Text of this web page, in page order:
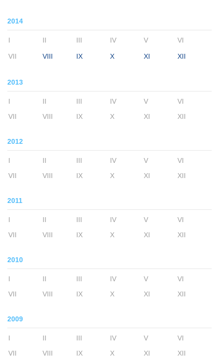
2014
I II III IV V VI
VII VIII IX X XI XII
2013
I II III IV V
VI
VII
VIII IX X XI XII
2012
I II III IV V
VI
VII
VIII IX X XI XII
2011
I II III IV V
VI
VII
VIII IX X XI XII
2010
I II III IV V
VI
VII
VIII IX X XI XII
2009
I II III IV V
VI
VII
VIII IX X XI XII